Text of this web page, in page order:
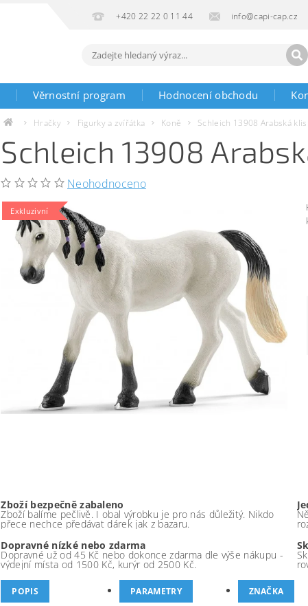
+420 22 22 0 11 44 info@capi-cap.cz
Věrnostní program Hodnocení obchodu
Hračky Figurky a zvířátka Koně Schleich 13908 Arabská
Schleich 13908
Neohodnoceno
Exkluzivní
Zboží bezpečně zabaleno
Zboží balíme pečlivě. I obal výrobku je pro nás důležitý. Nikdo
přece nechce předávat dárek jak z bazaru.
Dopravné nízké nebo zdarma
Dopravné už od 45 Kč nebo dokonce zdarma dle výše nákupu -
výdejní místa od 1500 Kč, kurýr od 2500 Kč.
POPIS PARAMETRY ZNAČKA